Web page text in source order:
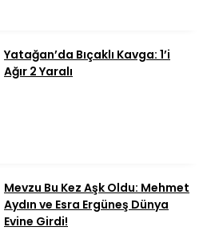
Yatağan’da Bıçaklı Kavga: 1’i
Ağır 2 Yaralı
Mevzu Bu Kez Aşk Oldu: Mehmet
Aydın ve Esra Ergüneş Dünya
Evine Girdi!